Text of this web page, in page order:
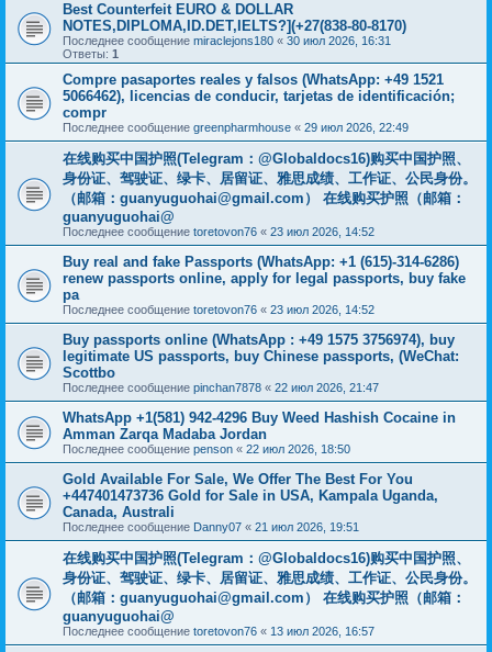
Best Counterfeit EURO & DOLLAR
NOTES,DIPLOMA,ID.DET,IELTS?](+27(838-80-8170)
Последнее сообщение miraclejons180 « 30 июл 2026, 16:31
Ответы: 1
Compre pasaportes reales y falsos (WhatsApp: +49 1521
5066462), licencias de conducir, tarjetas de identificación;
compr
Последнее сообщение greenpharmhouse « 29 июл 2026, 22:49
在线购买中国护照(Telegram：@Globaldocs16)购买中国护照、
身份证、驾驶证、绿卡、居留证、雅思成绩、工作证、公民身份。
（邮箱： guanyuguohai@gmail.com ） 在线购买护照（邮箱：
guanyuguohai@
Последнее сообщение toretovon76 « 23 июл 2026, 14:52
Buy real and fake Passports (WhatsApp: +1 (615)-314-6286)
renew passports online, apply for legal passports, buy fake
pa
Последнее сообщение toretovon76 « 23 июл 2026, 14:52
Buy passports online (WhatsApp : +49 1575 3756974), buy
legitimate US passports, buy Chinese passports, (WeChat:
Scottbo
Последнее сообщение pinchan7878 « 22 июл 2026, 21:47
WhatsApp +1(581) 942-4296 Buy Weed Hashish Cocaine in
Amman Zarqa Madaba Jordan
Последнее сообщение penson « 22 июл 2026, 18:50
Gold Available For Sale, We Offer The Best For You
+447401473736 Gold for Sale in USA, Kampala Uganda,
Canada, Australi
Последнее сообщение Danny07 « 21 июл 2026, 19:51
在线购买中国护照(Telegram：@Globaldocs16)购买中国护照、
身份证、驾驶证、绿卡、居留证、雅思成绩、工作证、公民身份。
（邮箱： guanyuguohai@gmail.com ） 在线购买护照（邮箱：
guanyuguohai@
Последнее сообщение toretovon76 « 13 июл 2026, 16:57